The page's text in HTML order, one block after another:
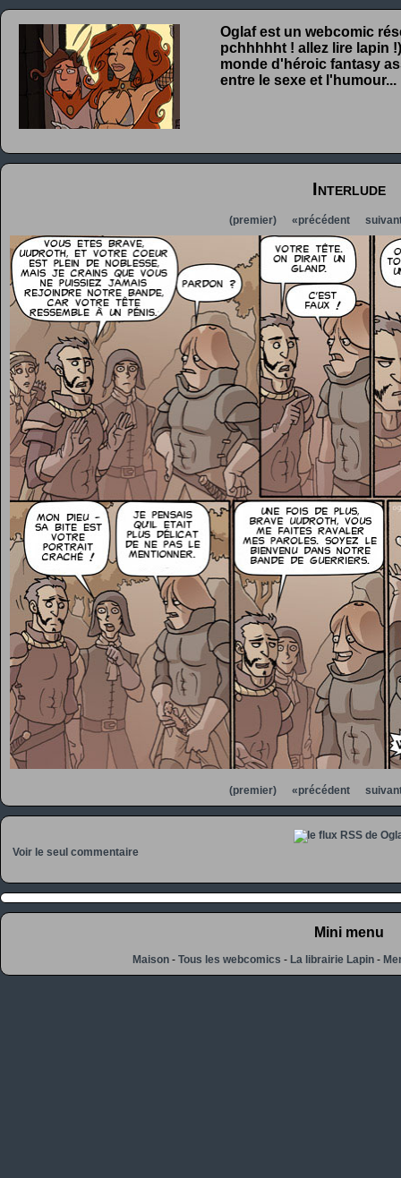
Oglaf est un webcomic
pchhhhht ! allez lire lapin
monde d'héroic fantasy
entre le sexe et l'humour...
Interlude
(premier) «précédent
(premier) «précédent
Voir le seul commentaire
Mini menu
Maison -Tous les webcomics -La librairie Lapin -